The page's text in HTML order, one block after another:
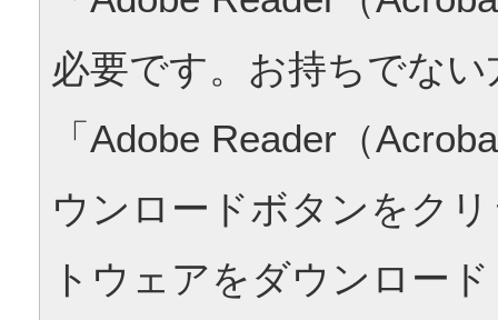
必要です。お持ちでな
「Adobe Reader（
ウンロードボタンをク
トウェアをダウンロー